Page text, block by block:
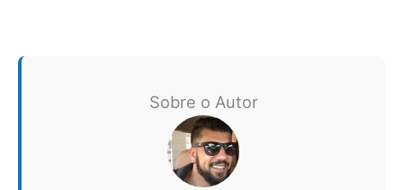
Sobre o Autor